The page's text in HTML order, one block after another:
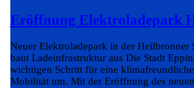
Eröffnung Elektroladepark
Neuer Elektroladepark in der Heilbronner
baut Ladeinfrastruktur aus Die Stadt
wichtigen Schritt für eine
Mobilität um. Mit der Eröffnung des